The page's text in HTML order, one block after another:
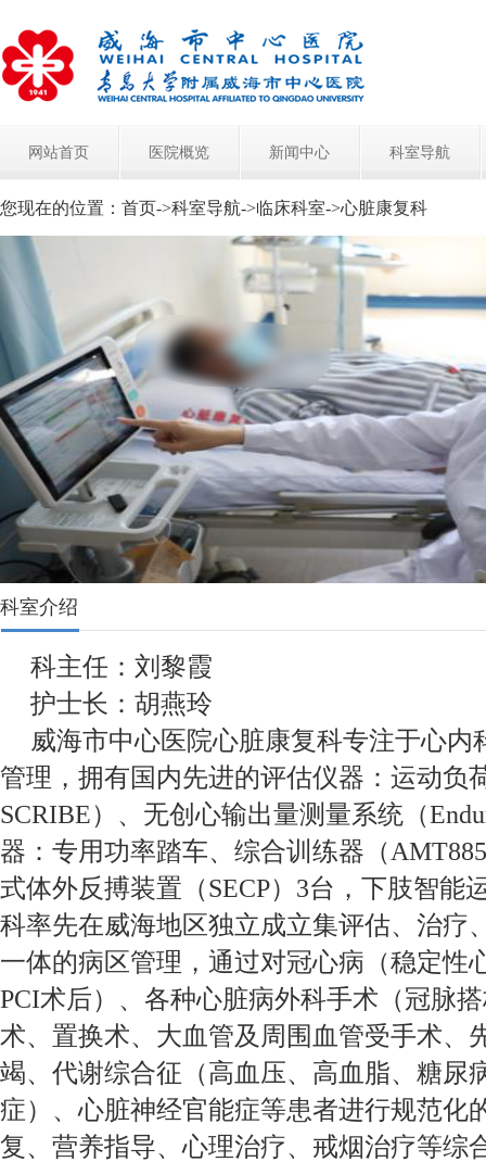
网站首页 医院概览 新闻中心 科室导航
您现在的位置： 首页->科室导航->临床科室->心脏康复科
科室介绍
科主任：刘黎霞
护士长：胡燕玲
威海市中心医院心脏康复科专注于心内
管理，拥有国内先进的评估仪器：运动负
SCRIBE）、无创心输出量测量系统（
器：专用功率踏车、综合训练器（
式体外反搏装置（SECP）3台，下肢智能
科率先在威海地区独立成立集评估、治疗
一体的病区管理，通过对冠心病（稳定性
PCI术后）、各种心脏病外科手术（冠脉
术、置换术、大血管及周围血管受手术、
竭、代谢综合征（高血压、高血脂、糖尿
症）、心脏神经官能症等患者进行规范化
复、营养指导、心理治疗、戒烟治疗等综